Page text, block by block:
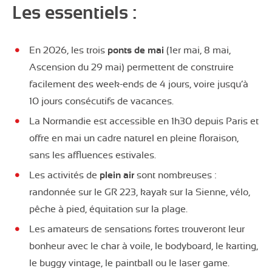
Les essentiels :
En 2026, les trois ponts de mai (1er mai, 8 mai,
Ascension du 29 mai) permettent de construire
facilement des week-ends de 4 jours, voire jusqu’à
10 jours consécutifs de vacances.
La Normandie est accessible en 1h30 depuis Paris et
offre en mai un cadre naturel en pleine floraison,
sans les affluences estivales.
Les activités de plein airsont nombreuses :
randonnée sur le GR 223, kayak sur la Sienne, vélo,
pêche à pied, équitation sur la plage.
Les amateurs de sensations fortes trouveront leur
bonheur avec le char à voile, le bodyboard, le karting,
le buggy vintage, le paintball ou le laser game.